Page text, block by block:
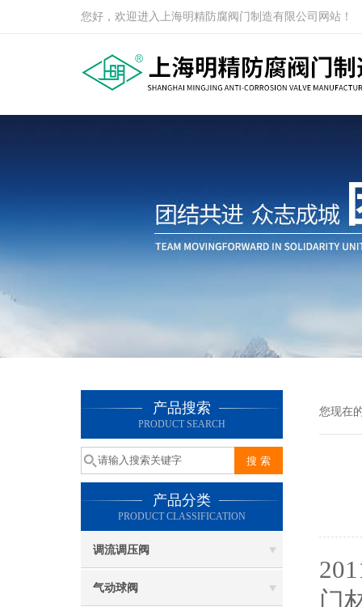
您好，欢迎进入上海明精防腐阀门制造有限公司网站！
产品搜索
PRODUCT SEARCH
产品分类
PRODUCT CLASSIFICATION
调流调压阀
气动球阀
您现在
门